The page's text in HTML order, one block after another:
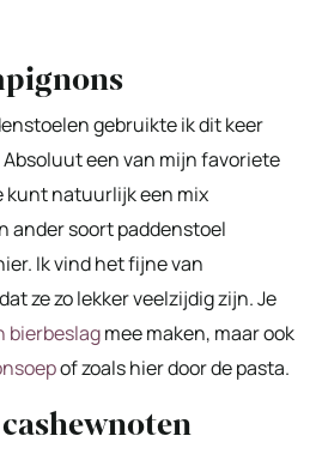
gebruikte ik dit keer
een van mijn favoriete
kunt natuurlijk een mix
ander soort paddenstoel
Ik vind het fijne van
ze zo lekker veelzijdig zijn. Je
bierbeslagmee maken, maar ook
of zoals hier door de pasta.